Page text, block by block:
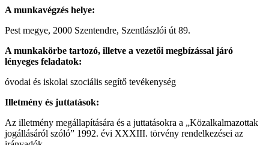
A munkavégzés helye:
Pest megye, 2000 Szentendre, Szentlászlói út 89.
A munkakörbe tartozó, illetve a vezetői megbízással járó
lényeges feladatok:
óvodai és iskolai szociális segítő tevékenység
Illetmény és juttatások:
Az illetmény megállapítására és a juttatásokra a „Közalkalmazottak
jogállásáról szóló” 1992. évi XXXIII. törvény rendelkezései az